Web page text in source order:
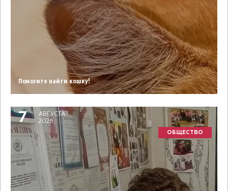
Помогите найти кошку!
7
АВГУСТА
2026
ОБЩЕСТВО